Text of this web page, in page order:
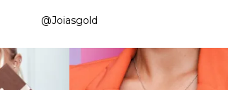
@Joiasgold